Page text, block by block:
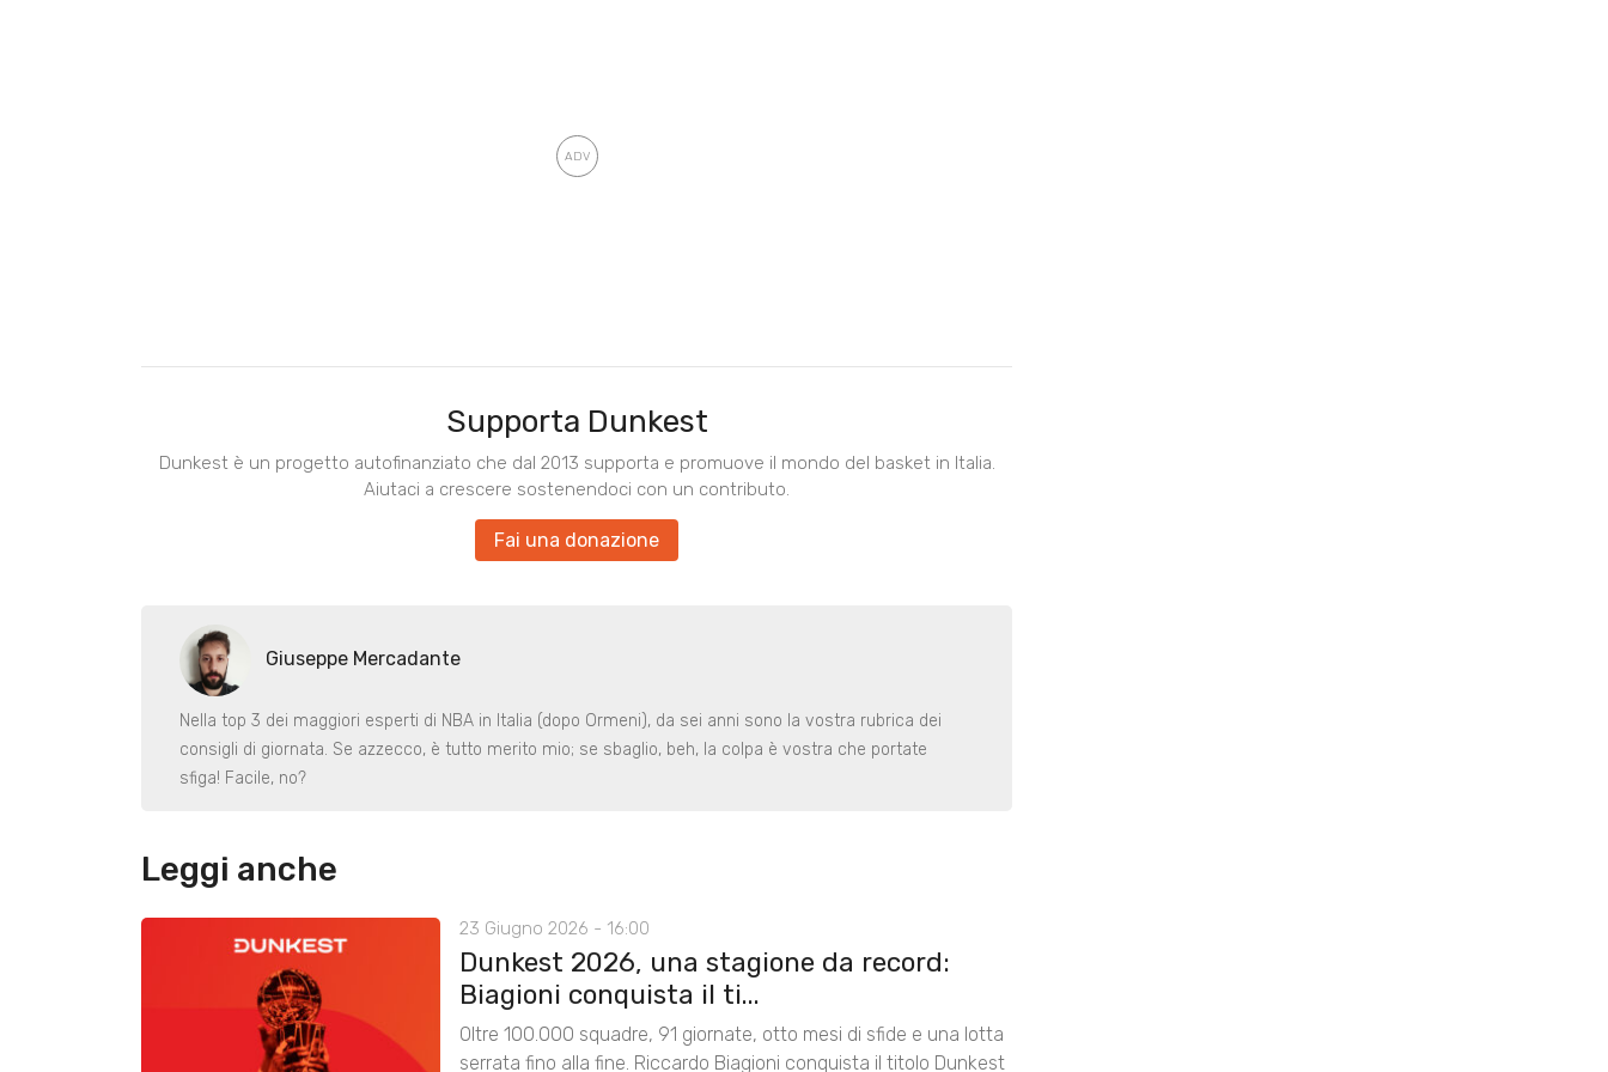
Supporta Dunkest
Dunkest è un progetto autofinanziato che dal 2013 supporta e promuove il mondo del basket in Italia.
Aiutaci a crescere sostenendoci con un contributo.
Fai una donazione
Giuseppe Mercadante
Nella top 3 dei maggiori esperti di NBA in Italia (dopo Ormeni), da sei anni sono la vostra rubrica dei
consigli di giornata. Se azzecco, è tutto merito mio; se sbaglio, beh, la colpa è vostra che portate
sfiga! Facile, no?
Leggi anche
23 Giugno 2026 - 16:00
Dunkest 2026, una stagione da record:
Biagioni conquista il ti...
Oltre 100.000 squadre, 91 giornate, otto mesi di sfide e una lotta
serrata fino alla fine. Riccardo Biagioni conquista il titolo Dunkest